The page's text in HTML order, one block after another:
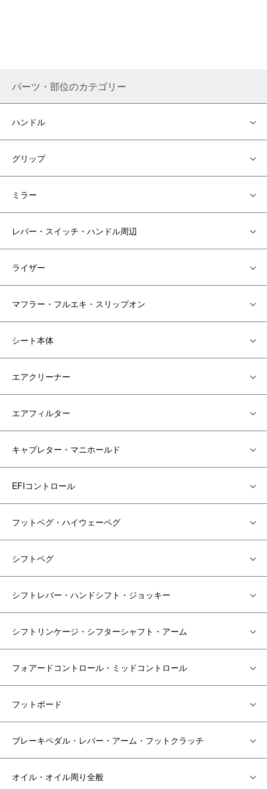
パーツ・部位のカテゴリー
ハンドル
グリップ
ミラー
レバー・スイッチ・ハンドル周辺
ライザー
マフラー・フルエキ・スリップオン
シート本体
エアクリーナー
エアフィルター
キャブレター・マニホールド
EFIコントロール
フットペグ・ハイウェーペグ
シフトペグ
シフトレバー・ハンドシフト・ジョッキー
シフトリンケージ・シフターシャフト・アーム
フォアードコントロール・ミッドコントロール
フットボード
ブレーキペダル・レバー・アーム・フットクラッチ
オイル・オイル周り全般